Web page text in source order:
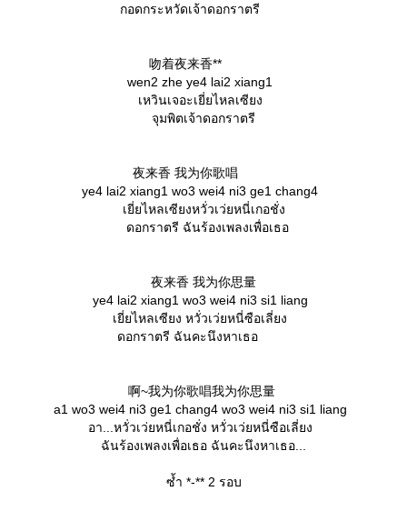
กอดกระหวัดเจ้าดอกราตรี
吻着夜来香**
wen2 zhe ye4 lai2 xiang1
เหวินเจอะเยี่ยไหลเซียง
จุมพิตเจ้าดอกราตรี
夜来香 我为你歌唱
ye4 lai2 xiang1 wo3 wei4 ni3 ge1 chang4
เยี่ยไหลเซียงหวั่วเว่ยหนี่เกอชั่ง
ดอกราตรี ฉันร้องเพลงเพื่อเธอ
夜来香 我为你思量
ye4 lai2 xiang1 wo3 wei4 ni3 si1 liang
เยี่ยไหลเซียง หวั่วเว่ยหนี่ซือเลี่ยง
ดอกราตรี ฉันคะนึงหาเธอ
啊~我为你歌唱我为你思量
a1 wo3 wei4 ni3 ge1 chang4 wo3 wei4 ni3 si1 liang
อา...หวั่วเว่ยหนี่เกอชั่ง หวั่วเว่ยหนี่ซือเลี่ยง
ฉันร้องเพลงเพื่อเธอ ฉันคะนึงหาเธอ...
ซ้ำ *-** 2 รอบ